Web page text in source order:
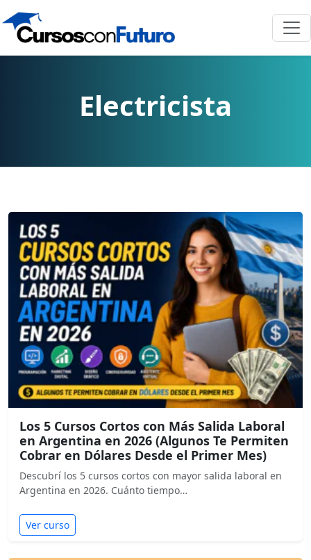
Electricista
Los 5 Cursos Cortos con Más Salida Laboral
en Argentina en 2026 (Algunos Te Permiten
Cobrar en Dólares Desde el Primer Mes)
Descubrí los 5 cursos cortos con mayor salida laboral en
Argentina en 2026. Cuánto tiempo…
Ver curso